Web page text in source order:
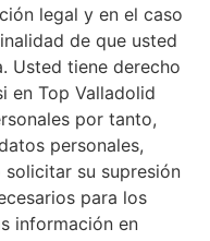
legal y en el caso
de que usted
Usted tiene derecho
en Top Valladolid
por tanto,
personales,
su supresión
para los
información en